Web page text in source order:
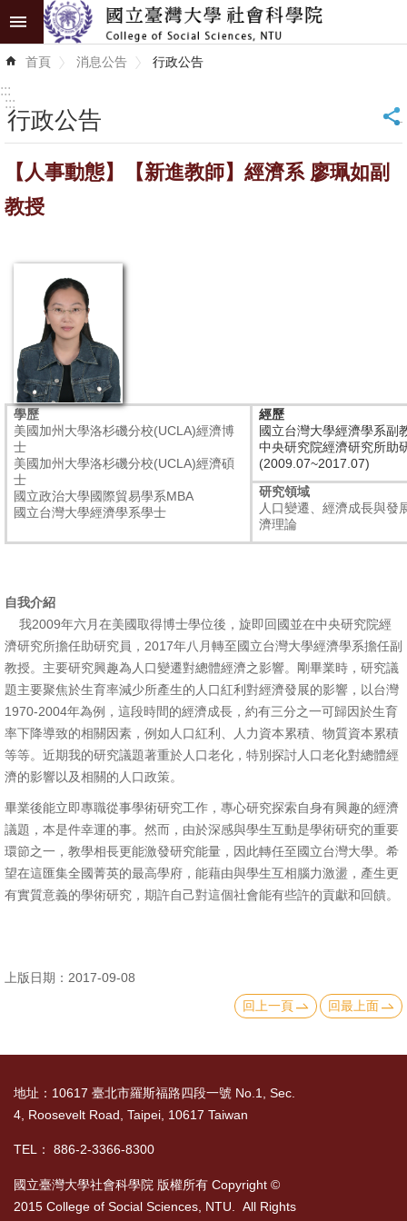
跳到主要內容區塊
進
階
識
學
學
研
究
消
息
公
告
化
高
教
深
耕
辦
法
及
文
件
心
學
款
教
研
資
與
首頁 消息公告 行政公告
:::
:::
行政公告 _
【人事動態】【新進教師】經濟系 廖珮如副
教授
學歷
美國加州大學洛杉磯分校(UCLA)經濟博
士
美國加州大學洛杉磯分校(UCLA)經濟碩
士
國立政治大學國際貿易學系MBA
國立台灣大學經濟學系學士
經歷
國立台灣大學經濟學系副
中央研究院經濟研究所助
(2009.07~2017.07)
研究領域
人口變遷、經濟成長與發
濟理論
自我介紹
我2009年六月在美國取得博士學位後，旋即回國並在中央研究院經
濟研究所擔任助研究員，2017年八月轉至國立台灣大學經濟學系擔任副
教授。主要研究興趣為人口變遷對總體經濟之影響。剛畢業時，研究議
題主要聚焦於生育率減少所產生的人口紅利對經濟發展的影響，以台灣
1970-2004年為例，這段時間的經濟成長，約有三分之一可歸因於生育
率下降導致的相關因素，例如人口紅利、人力資本累積、物質資本累積
等等。近期我的研究議題著重於人口老化，特別探討人口老化對總體經
濟的影響以及相關的人口政策。
畢業後能立即專職從事學術研究工作，專心研究探索自身有興趣的經濟
議題，本是件幸運的事。然而，由於深感與學生互動是學術研究的重要
環節之一，教學相長更能激發研究能量，因此轉任至國立台灣大學。希
望在這匯集全國菁英的最高學府，能藉由與學生互相腦力激盪，產生更
有實質意義的學術研究，期許自己對這個社會能有些許的貢獻和回饋。
上版日期：2017-09-08
回上一頁
回最上面
地址：10617 臺北市羅斯福路四段一號 No.1, Sec.
4, Roosevelt Road, Taipei, 10617 Taiwan
TEL： 886-2-3366-8300
國立臺灣大學社會科學院 版權所有 Copyright ©
2015 College of Social Sciences, NTU. All Rights